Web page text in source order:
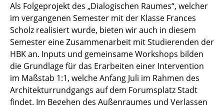
Als Folgeprojekt des „Dialogischen Raumes“, welcher
im vergangenen Semester mit der Klasse Frances
Scholz realisiert wurde, bieten wir auch in diesem
Semester eine Zusammenarbeit mit Studierenden der
HBK an. Inputs und gemeinsame Workshops bilden
die Grundlage für das Erarbeiten einer Intervention
im Maßstab 1:1, welche Anfang Juli im Rahmen des
Architekturrundgangs auf dem Forumsplatz Stadt
findet. Im Begehen des Außenraumes und Verlassen